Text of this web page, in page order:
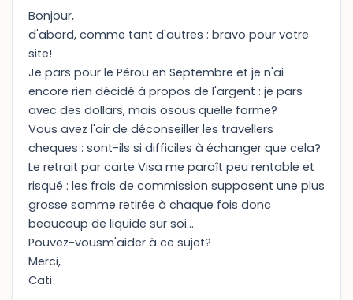
Bonjour,
d'abord, comme tant d'autres : bravo pour votre
site!
Je pars pour le Pérou en Septembre et je n'ai
encore rien décidé à propos de l'argent : je pars
avec des dollars, mais osous quelle forme?
Vous avez l'air de déconseiller les travellers
cheques : sont-ils si difficiles à échanger que cela?
Le retrait par carte Visa me paraît peu rentable et
risqué : les frais de commission supposent une plus
grosse somme retirée à chaque fois donc
beaucoup de liquide sur soi...
Pouvez-vousm'aider à ce sujet?
Merci,
Cati